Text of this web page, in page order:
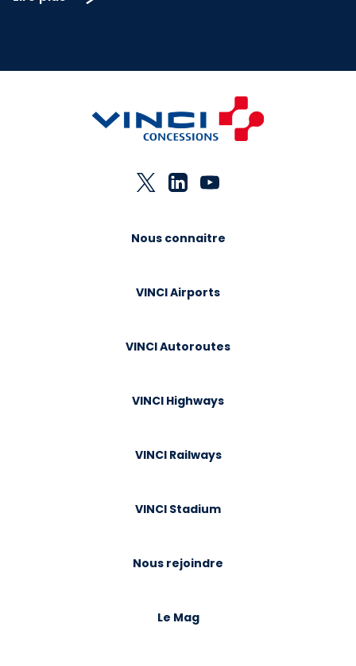
Nous connaitre
VINCI Airports
VINCI Autoroutes
VINCI Highways
VINCI Railways
VINCI Stadium
Nous rejoindre
Le Mag